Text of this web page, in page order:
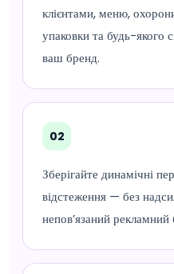
клієнтами, меню,
упаковки та будь-якого
ваш бренд.
02
Зберігайте динамічні
відстеження — без
непов’язаний рекламний